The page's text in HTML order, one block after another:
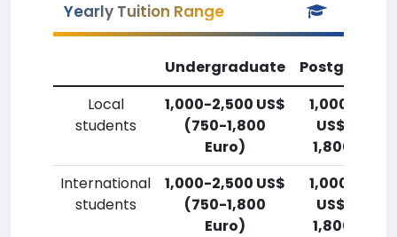
Yearly Tuition Range
Undergraduate
Local
students
1,000-2,500 US$
(750-1,800
Euro)
1,000-2,500
US$ (750-
1,800 Euro)
International
students
1,000-2,500 US$
(750-1,800
Euro)
1,000-2,500
US$ (750-
1,800 Euro)